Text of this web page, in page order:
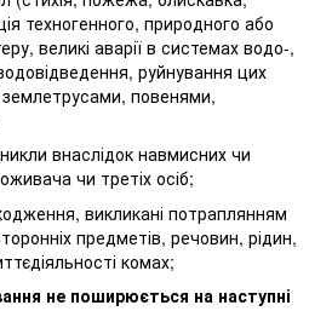
техногенного, природного або
великі аварії в системах водо-,
руйнування цих
повенями,
внаслідок навмисних чи
чи третіх осіб;
викликані потраплянням
предметів, речовин, рідин,
комах;
не поширюється на наступні